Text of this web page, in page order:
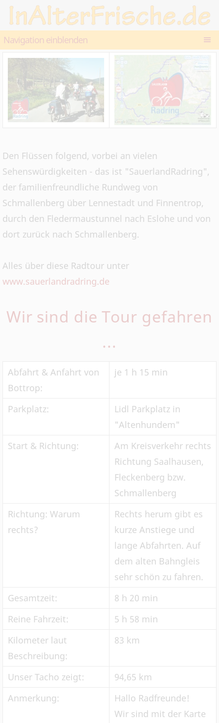
Navigation einblenden
Den Flüssen folgend, vorbei an vielen
Sehenswürdigkeiten - das ist "SauerlandRadring",
der familienfreundliche Rundweg von
Schmallenberg über Lennestadt und Finnentrop,
durch den Fledermaustunnel nach Eslohe und von
dort zurück nach Schmallenberg.
Alles über diese Radtour unter
www.sauerlandradring.de
Wir sind die Tour gefahren
...
Abfahrt & Anfahrt von
Bottrop:
je 1 h 15 min
Parkplatz:
Lidl Parkplatz in
"Altenhundem"
Start & Richtung:
Am Kreisverkehr rechts
Richtung Saalhausen,
Fleckenberg bzw.
Schmallenberg
Richtung: Warum
rechts?
Rechts herum gibt es
kurze Anstiege und
lange Abfahrten. Auf
dem alten Bahngleis
sehr schön zu fahren.
Gesamtzeit:
8 h 20 min
Reine Fahrzeit:
5 h 58 min
Kilometer laut
Beschreibung:
83 km
Unser Tacho zeigt:
94,65 km
Anmerkung:
Hallo Radfreunde!
Wir sind mit der Karte